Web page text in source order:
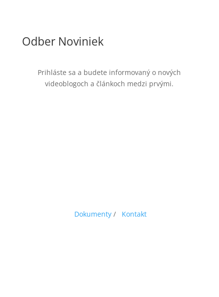
Odber Noviniek
Prihláste sa a budete informovaný o nových
videoblogoch a článkoch medzi prvými.
Dokumenty/ Kontakt